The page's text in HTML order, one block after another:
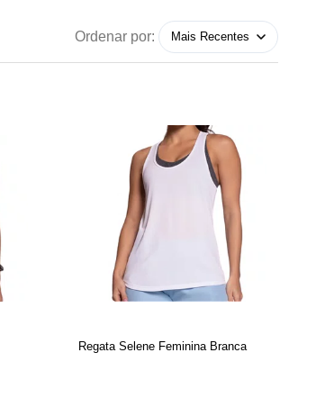
Ordenar por:
Regata Selene Feminina Branca